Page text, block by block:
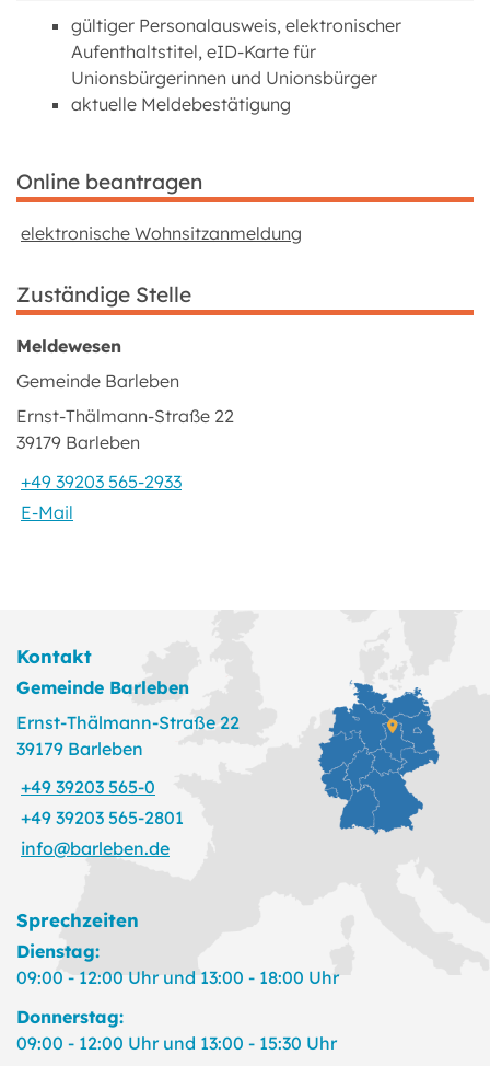
gültiger Personalausweis, elektronischer
Aufenthaltstitel, eID-Karte für
Unionsbürgerinnen und Unionsbürger
aktuelle Meldebestätigung
Online beantragen
elektronische Wohnsitzanmeldung
Zuständige Stelle
Meldewesen
Gemeinde Barleben
Ernst-Thälmann-Straße 22
39179 Barleben
+49 39203 565-2933
E-Mail
Kontakt
Gemeinde Barleben
Ernst-Thälmann-Straße 22
39179 Barleben
+49 39203 565-0
+49 39203 565-2801
info@barleben.de
Sprechzeiten
Dienstag:
09:00 - 12:00 Uhr und 13:00 - 18:00 Uhr
Donnerstag:
09:00 - 12:00 Uhr und 13:00 - 15:30 Uhr